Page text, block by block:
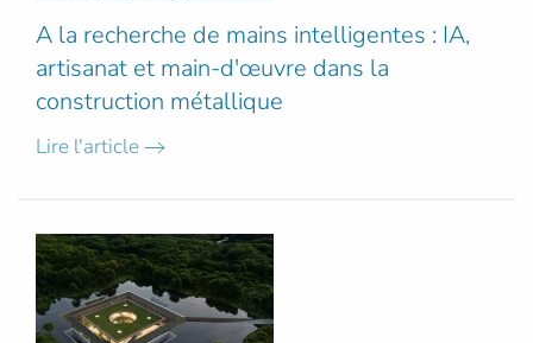
A la recherche de mains intelligentes : IA,
artisanat et main-d'œuvre dans la
construction métallique
Lire l'article